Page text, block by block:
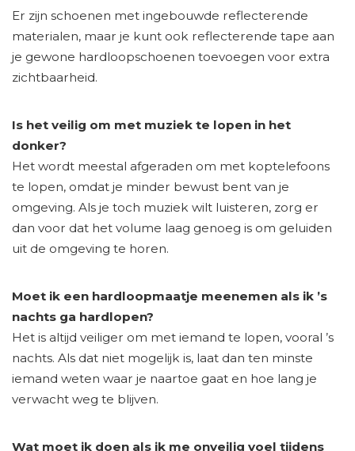
Er zijn schoenen met ingebouwde reflecterende
materialen, maar je kunt ook reflecterende tape aan
je gewone hardloopschoenen toevoegen voor extra
zichtbaarheid.
Is het veilig om met muziek te lopen in het
donker?
Het wordt meestal afgeraden om met koptelefoons
te lopen, omdat je minder bewust bent van je
omgeving. Als je toch muziek wilt luisteren, zorg er
dan voor dat het volume laag genoeg is om geluiden
uit de omgeving te horen.
Moet ik een hardloopmaatje meenemen als ik ’s
nachts ga hardlopen?
Het is altijd veiliger om met iemand te lopen, vooral ’s
nachts. Als dat niet mogelijk is, laat dan ten minste
iemand weten waar je naartoe gaat en hoe lang je
verwacht weg te blijven.
Wat moet ik doen als ik me onveilig voel tijdens